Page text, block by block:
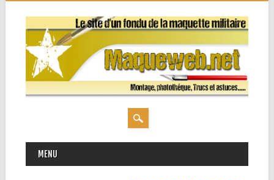
MAIN MENU
MENU